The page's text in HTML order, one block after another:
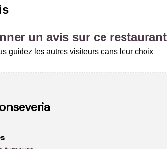
un avis sur ce restaurant
guidez les autres visiteurs dans leur choix